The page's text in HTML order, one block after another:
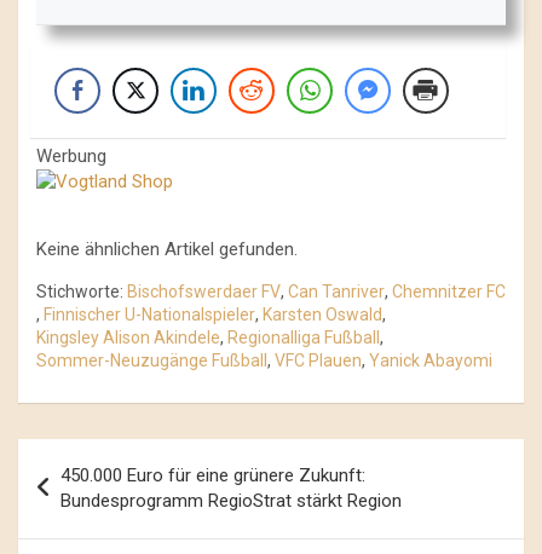
Werbung
Keine ähnlichen Artikel gefunden.
Stichworte: Bischofswerdaer FV, Can Tanriver, Chemnitzer FC
, Finnischer U-Nationalspieler, Karsten Oswald,
Kingsley Alison Akindele, Regionalliga Fußball ,
Sommer-Neuzugänge Fußball , VFC Plauen, Yanick Abayomi
Navigation
450.000 Euro für eine grünere Zukunft:
Bundesprogramm RegioStrat stärkt Region